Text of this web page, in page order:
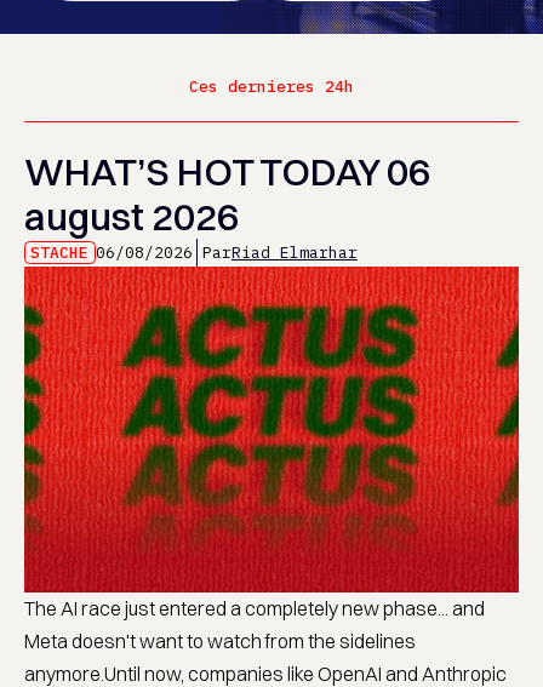
Ces dernieres 24h
WHAT’S HOT TODAY 06
august 2026
STACHE 06/08/2026 ParRiad Elmarhar
The AI race just entered a completely new phase... and
Meta doesn't want to watch from the sidelines
anymore.Until now, companies like OpenAI and Anthropic